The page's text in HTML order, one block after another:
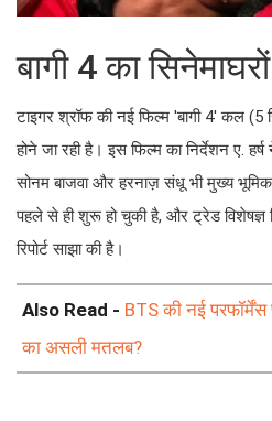
बागी 4 का
टाइगर श्रॉफ की नई फिल्म 'बागी 4' कल (5
होने जा रही है। इस फिल्म का निर्देशन ए.
सोनम बाजवा और हरनाज़ संधू भी मुख्य
पहले से ही शुरू हो चुकी है, और ट्रेड
रिपोर्ट साझा की है।
Also Read - BTS की नई
का असली मतलब?